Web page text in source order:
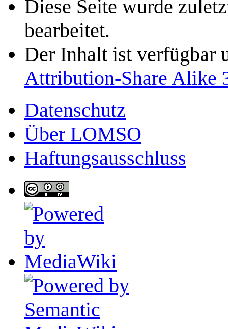
Diese Seite wurde
bearbeitet.
Der Inhalt ist verfügbar
Attribution-Share Alike
Datenschutz
Über LOMSO
Haftungsausschluss